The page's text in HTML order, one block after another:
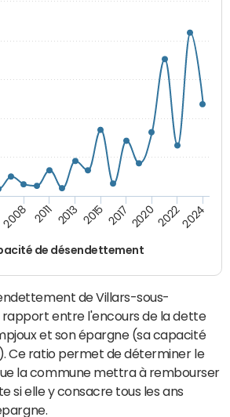
de désendettement
2008 2011 2013 2015 2017 202020222024
de Villars-sous-
rapport entre l'encours de la dette
et son épargne (sa capacité
Ce ratio permet de déterminer le
la commune mettra à rembourser
si elle y consacre tous les ans